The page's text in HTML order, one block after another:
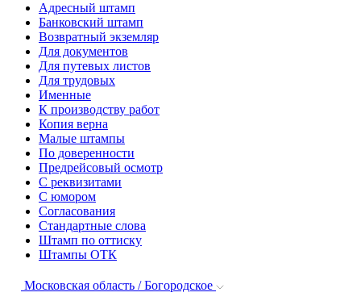
Адресный штамп
Банковский штамп
Возвратный экземляр
Для документов
Для путевых листов
Для трудовых
Именные
К производству работ
Копия верна
Малые штампы
По доверенности
Предрейсовый осмотр
С реквизитами
С юмором
Согласования
Стандартные слова
Штамп по оттиску
Штампы ОТК
Московская область / Богородское